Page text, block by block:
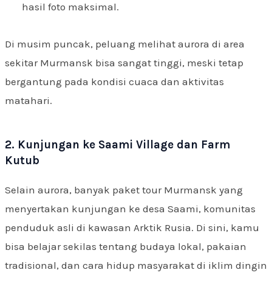
hasil foto maksimal.
Di musim puncak, peluang melihat aurora di area
sekitar Murmansk bisa sangat tinggi, meski tetap
bergantung pada kondisi cuaca dan aktivitas
matahari.
2. Kunjungan ke Saami Village dan Farm
Kutub
Selain aurora, banyak paket tour Murmansk yang
menyertakan kunjungan ke desa Saami, komunitas
penduduk asli di kawasan Arktik Rusia. Di sini, kamu
bisa belajar sekilas tentang budaya lokal, pakaian
tradisional, dan cara hidup masyarakat di iklim dingin